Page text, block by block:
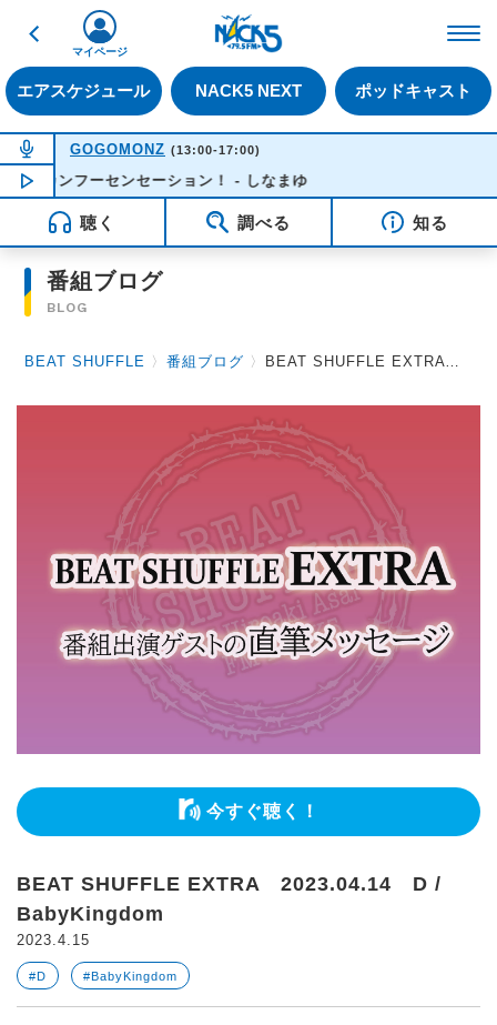
戻る
エアスケジュール NACK5 NEXT ポッドキャスト
マイページ
NOW ON AIR
GOGOMONZ (13:00-17:00)
NOW PLAYING13:37
カンフーセンセーション！ - しなまゆ
聴く 調べる 知る
番組ブログ
BLOG
BEAT SHUFFLE 〉番組ブログ 〉 BEAT SHUFFLE EXTRA 2023.04.14 D / BabyKingdom
今すぐ聴く！
BEAT SHUFFLE EXTRA 2023.04.14 D /
BabyKingdom
2023.4.15
#D #BabyKingdom